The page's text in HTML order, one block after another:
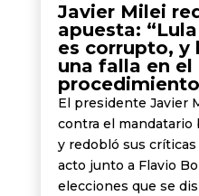
Javier Milei
apuesta:
es corrupto, y
una falla en el
El presidente Javier
contra el mandatario
y redobló sus
acto junto a Flavio
elecciones que se